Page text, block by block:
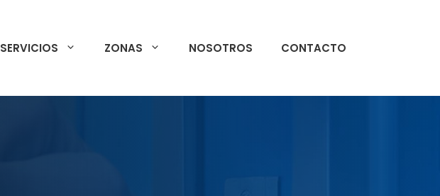
SERVICIOS ZONAS NOSOTROS CONTACTO